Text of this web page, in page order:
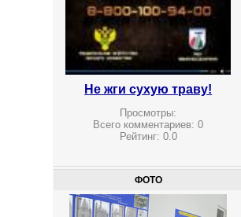
Не жги сухую траву!
Просмотры:
Всего комментариев:0
Рейтинг: 0.0
ФОТО